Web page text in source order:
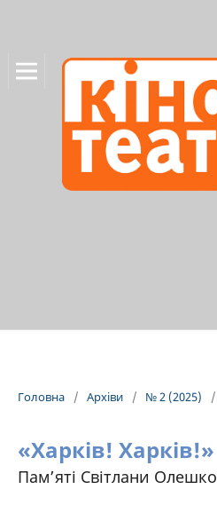
Головна / Архіви / № 2 (2025) /
«Харків! Харків!»
Пам’яті Світлани Олешко